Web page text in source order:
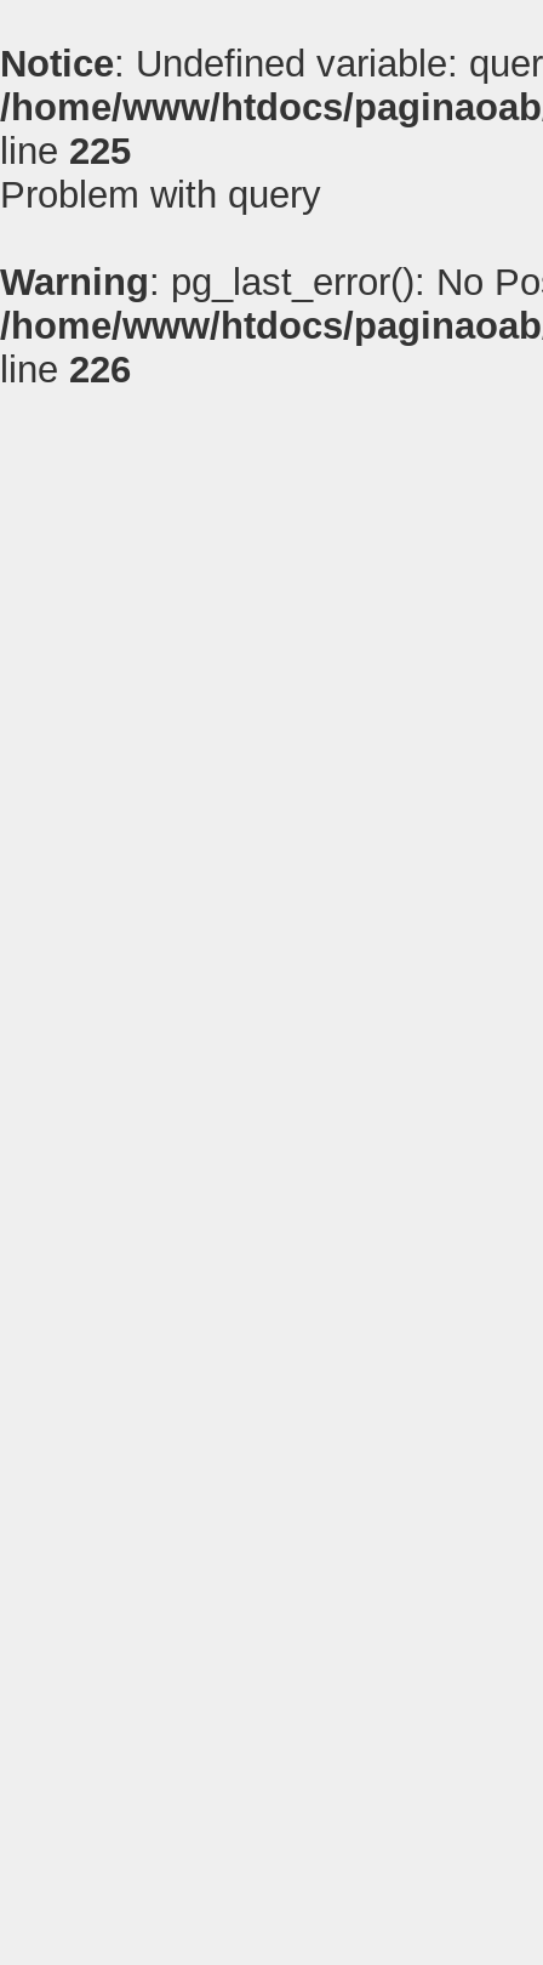
Notice: Undefined variable:
/home/www/htdocs/
line 225
Problem with query
Warning: pg_last_error(): No
/home/www/htdocs/
line 226